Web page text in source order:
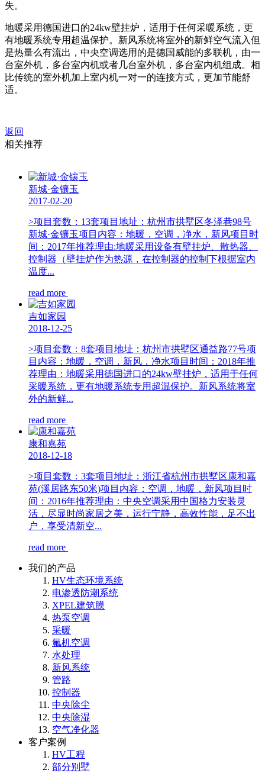
失。
地暖采用德国进口的24kw壁挂炉，适用于任何采暖系统，更
有地暖系统专用超温保护。新风系统将室外的新鲜空气流入但
是热量么有流出，中央空调选用的是德国威能的多联机，由一
台室外机，多台室内机或者几台室外机，多台室内机组成。相
比传统的室外机加上室内机一对一的连接方式，更加节能舒
适。
返回
相关推荐
新城·金镶玉
2017-02-20
>项目套数：13套项目地址：杭州市拱墅区冬泽巷98号
新城·金镶玉项目内容：地暖，空调，净水，新风项目时
间：2017年推荐理由:地暖采用设备有壁挂炉、散热器、
控制器（壁挂炉作为热源，在控制器的控制下根据室内
温度...
read more
吉如家园
2018-12-25
>项目套数：8套项目地址：杭州市拱墅区通益路77号项
目内容：地暖，空调，新风，净水项目时间：2018年推
荐理由：地暖采用德国进口的24kw壁挂炉，适用于任何
采暖系统，更有地暖系统专用超温保护。新风系统将室
外的新鲜...
read more
康和嘉苑
2018-12-18
>项目套数：3套项目地址：浙江省杭州市拱墅区康和嘉
苑(溪居路东50米)项目内容：空调，地暖，新风项目时
间：2016年推荐理由：中央空调采用中国格力安装灵
活，尽显时尚家居之美，运行宁静，高效性能，足不出
户，享受清新空...
read more
我们的产品
HV生态环境系统
电渗透防潮系统
XPEL建筑膜
热泵空调
采暖
氟机空调
水处理
新风系统
管路
控制器
中央除尘
中央除湿
空气净化器
客户案例
HV工程
部分别墅